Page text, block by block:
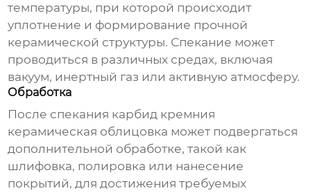
температуры, при которой происходит
уплотнение и формирование прочной
керамической структуры. Спекание может
проводиться в различных средах, включая
вакуум, инертный газ или активную атмосферу.
Обработка
После спекания карбид кремния
керамическая облицовка может подвергаться
дополнительной обработке, такой как
шлифовка, полировка или нанесение
покрытий, для достижения требуемых